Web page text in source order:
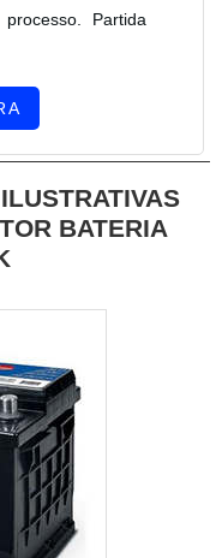
Partida
BATERIA